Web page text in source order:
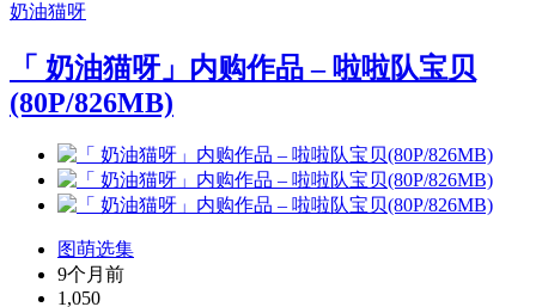
奶油猫呀
「 奶油猫呀」内购作品 – 啦啦队宝贝
(80P/826MB)
图萌选集
9个月前
1,050